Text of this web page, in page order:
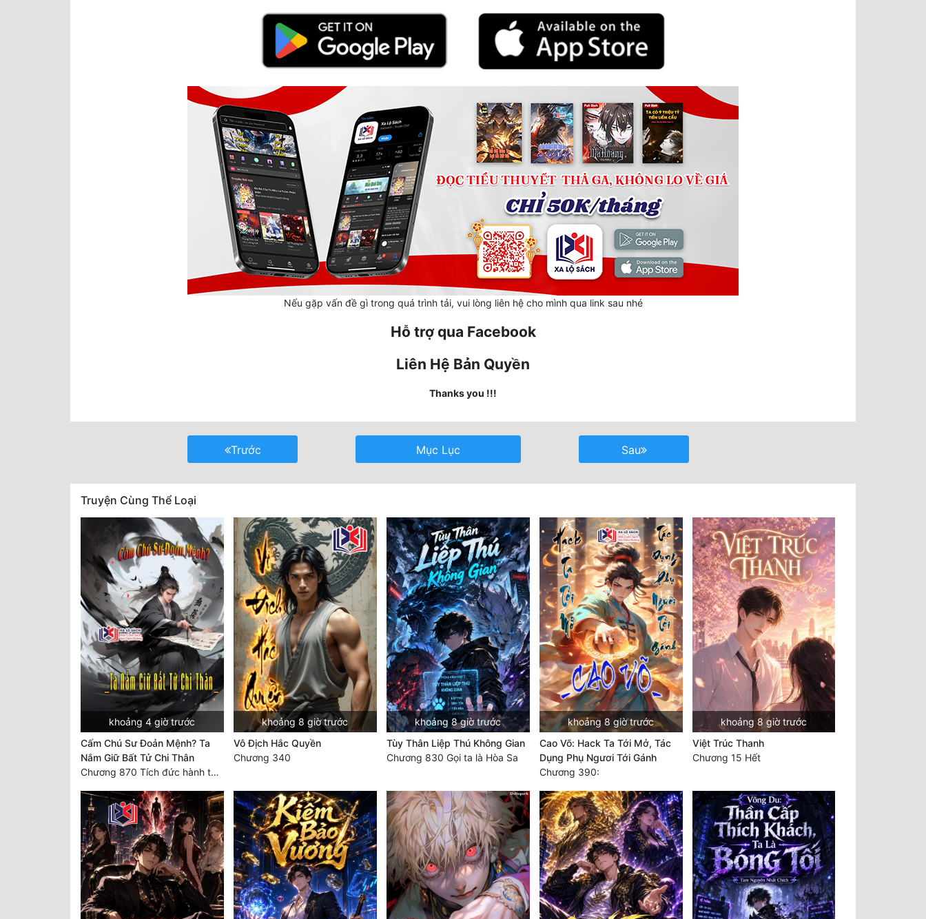
Nếu gặp vấn đề gì trong quá trình tải, vui lòng liên hệ cho mình qua link sau nhé
Hỗ trợ qua Facebook
Liên Hệ Bản Quyền
Thanks you !!!
Trước Mục Lục Sau
Truyện Cùng Thể Loại
khoảng 4 giờ trước
Cấm Chú Sư Đoản Mệnh? Ta
Nắm Giữ Bất Tử Chi Thân
Chương 870 Tích đức hành thiện
khoảng 8 giờ trước
Vô Địch Hắc Quyền
Chương 340
khoảng 8 giờ trước
Tùy Thân Liệp Thú Không Gian
Chương 830 Gọi ta là Hòa Sa
khoảng 8 giờ trước
Cao Võ: Hack Ta Tới Mở, Tác
Dụng Phụ Ngươi Tới Gánh
Chương 390:
khoảng 8 giờ trước
Việt Trúc Thanh
Chương 15 Hết